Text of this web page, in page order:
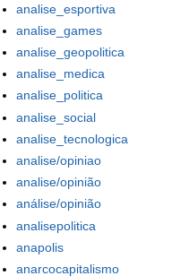
analise_esportiva
analise_games
analise_geopolitica
analise_medica
analise_politica
analise_social
analise_tecnologica
analise/opiniao
analise/opinião
análise/opinião
analisepolitica
anapolis
anarcocapitalismo